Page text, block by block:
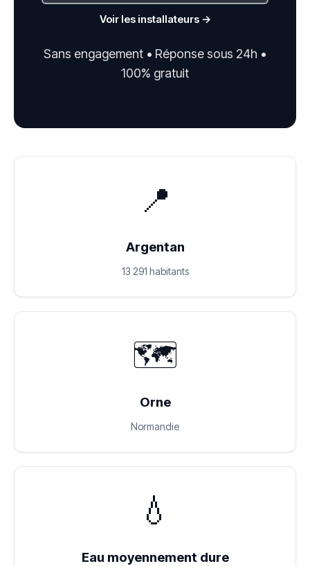
Voir les installateurs →
Sans engagement • Réponse sous 24h •
100% gratuit
📍
Argentan
13 291 habitants
🗺️
Orne
Normandie
💧
Eau moyennement dure